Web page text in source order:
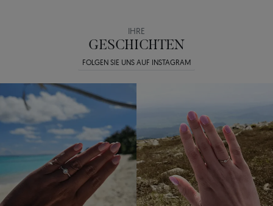
IHRE
GESCHICHTEN
FOLGEN SIE UNS AUF INSTAGRAM